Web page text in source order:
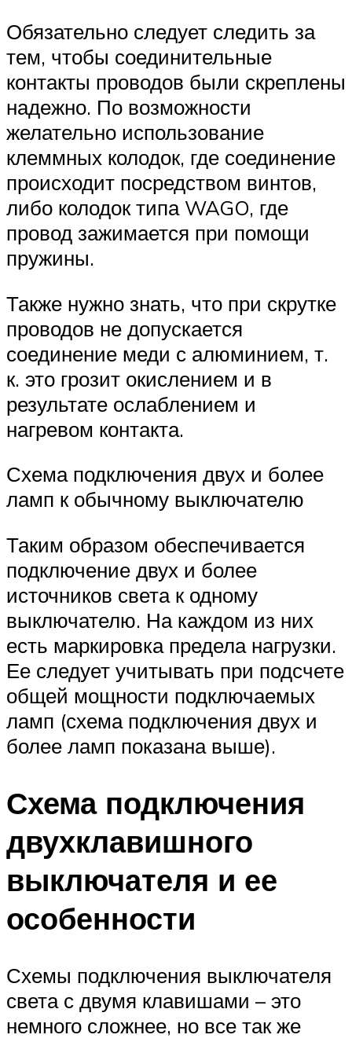
Обязательно следует следить за
тем, чтобы соединительные
контакты проводов были скреплены
надежно. По возможности
желательно использование
клеммных колодок, где соединение
происходит посредством винтов,
либо колодок типа WAGO, где
провод зажимается при помощи
пружины.
Также нужно знать, что при скрутке
проводов не допускается
соединение меди с алюминием, т.
к. это грозит окислением и в
результате ослаблением и
нагревом контакта.
Схема подключения двух и более
ламп к обычному выключателю
Таким образом обеспечивается
подключение двух и более
источников света к одному
выключателю. На каждом из них
есть маркировка предела нагрузки.
Ее следует учитывать при подсчете
общей мощности подключаемых
ламп (схема подключения двух и
более ламп показана выше).
Схема подключения
двухклавишного
выключателя и ее
особенности
Схемы подключения выключателя
света с двумя клавишами – это
немного сложнее, но все так же